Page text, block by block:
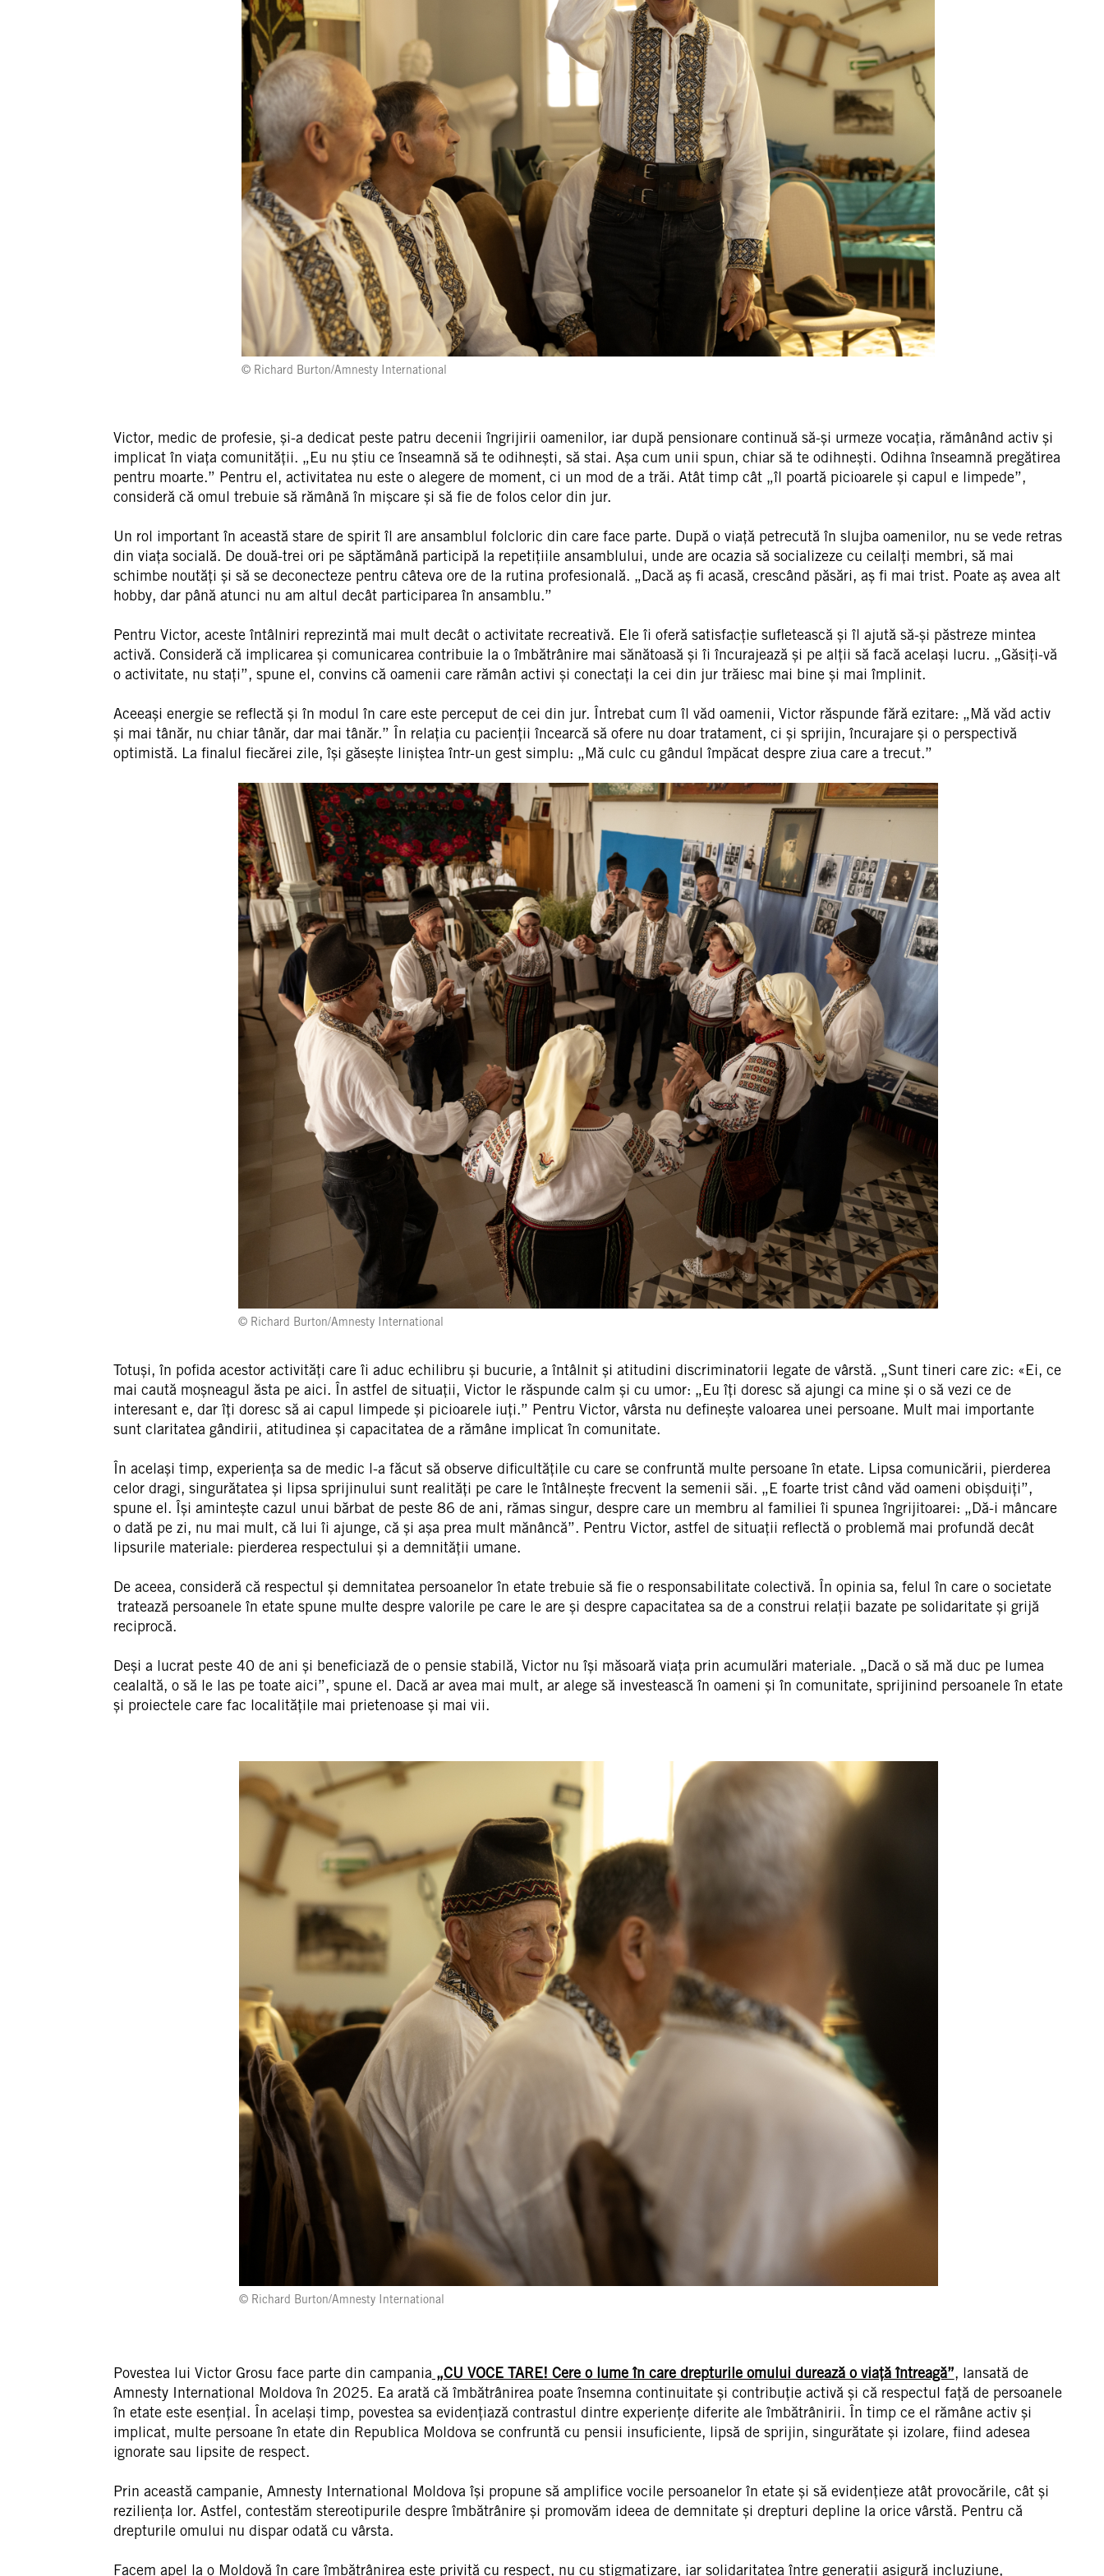
© Richard Burton/Amnesty International
Victor, medic de profesie, și-a dedicat peste patru decenii îngrijirii oamenilor, iar după pensionare continuă să-și urmeze vocația, rămânând activ și
implicat în viața comunității. „Eu nu știu ce înseamnă să te odihnești, să stai. Așa cum unii spun, chiar să te odihnești. Odihna înseamnă pregătirea
pentru moarte.” Pentru el, activitatea nu este o alegere de moment, ci un mod de a trăi. Atât timp cât „îl poartă picioarele și capul e limpede”,
consideră că omul trebuie să rămână în mișcare și să fie de folos celor din jur.
Un rol important în această stare de spirit îl are ansamblul folcloric din care face parte. După o viață petrecută în slujba oamenilor, nu se vede retras
din viața socială. De două-trei ori pe săptămână participă la repetițiile ansamblului, unde are ocazia să socializeze cu ceilalți membri, să mai
schimbe noutăți și să se deconecteze pentru câteva ore de la rutina profesională. „Dacă aș fi acasă, crescând păsări, aș fi mai trist. Poate aș avea alt
hobby, dar până atunci nu am altul decât participarea în ansamblu.”
Pentru Victor, aceste întâlniri reprezintă mai mult decât o activitate recreativă. Ele îi oferă satisfacție sufletească și îl ajută să-și păstreze mintea
activă. Consideră că implicarea și comunicarea contribuie la o îmbătrânire mai sănătoasă și îi încurajează și pe alții să facă același lucru. „Găsiți-vă
o activitate, nu stați”, spune el, convins că oamenii care rămân activi și conectați la cei din jur trăiesc mai bine și mai împlinit.
Aceeași energie se reflectă și în modul în care este perceput de cei din jur. Întrebat cum îl văd oamenii, Victor răspunde fără ezitare: „Mă văd activ
și mai tânăr, nu chiar tânăr, dar mai tânăr.” În relația cu pacienții încearcă să ofere nu doar tratament, ci și sprijin, încurajare și o perspectivă
optimistă. La finalul fiecărei zile, își găsește liniștea într-un gest simplu: „Mă culc cu gândul împăcat despre ziua care a trecut.”
© Richard Burton/Amnesty International
Totuși, în pofida acestor activități care îi aduc echilibru și bucurie, a întâlnit și atitudini discriminatorii legate de vârstă. „Sunt tineri care zic: «Ei, ce
mai caută moșneagul ăsta pe aici. În astfel de situații, Victor le răspunde calm și cu umor: „Eu îți doresc să ajungi ca mine și o să vezi ce de
interesant e, dar îți doresc să ai capul limpede și picioarele iuți.” Pentru Victor, vârsta nu definește valoarea unei persoane. Mult mai importante
sunt claritatea gândirii, atitudinea și capacitatea de a rămâne implicat în comunitate.
În același timp, experiența sa de medic l-a făcut să observe dificultățile cu care se confruntă multe persoane în etate. Lipsa comunicării, pierderea
celor dragi, singurătatea și lipsa sprijinului sunt realități pe care le întâlnește frecvent la semenii săi. „E foarte trist când văd oameni obișduiți”,
spune el. Își amintește cazul unui bărbat de peste 86 de ani, rămas singur, despre care un membru al familiei îi spunea îngrijitoarei: „Dă-i mâncare
o dată pe zi, nu mai mult, că lui îi ajunge, că și așa prea mult mănâncă”. Pentru Victor, astfel de situații reflectă o problemă mai profundă decât
lipsurile materiale: pierderea respectului și a demnității umane.
De aceea, consideră că respectul și demnitatea persoanelor în etate trebuie să fie o responsabilitate colectivă. În opinia sa, felul în care o societate
tratează persoanele în etate spune multe despre valorile pe care le are și despre capacitatea sa de a construi relații bazate pe solidaritate și grijă
reciprocă.
Deși a lucrat peste 40 de ani și beneficiază de o pensie stabilă, Victor nu își măsoară viața prin acumulări materiale. „Dacă o să mă duc pe lumea
cealaltă, o să le las pe toate aici”, spune el. Dacă ar avea mai mult, ar alege să investească în oameni și în comunitate, sprijinind persoanele în etate
și proiectele care fac localitățile mai prietenoase și mai vii.
© Richard Burton/Amnesty International
Povestea lui Victor Grosu face parte din campania „CU VOCE TARE! Cere o lume în care drepturile omului durează o viață întreagă”, lansată de
Amnesty International Moldova în 2025. Ea arată că îmbătrânirea poate însemna continuitate și contribuție activă și că respectul față de persoanele
în etate este esențial. În același timp, povestea sa evidențiază contrastul dintre experiențe diferite ale îmbătrânirii. În timp ce el rămâne activ și
implicat, multe persoane în etate din Republica Moldova se confruntă cu pensii insuficiente, lipsă de sprijin, singurătate și izolare, fiind adesea
ignorate sau lipsite de respect.
Prin această campanie, Amnesty International Moldova își propune să amplifice vocile persoanelor în etate și să evidențieze atât provocările, cât și
reziliența lor. Astfel, contestăm stereotipurile despre îmbătrânire și promovăm ideea de demnitate și drepturi depline la orice vârstă. Pentru că
drepturile omului nu dispar odată cu vârsta.
Facem apel la o Moldovă în care îmbătrânirea este privită cu respect, nu cu stigmatizare, iar solidaritatea între generații asigură incluziune,